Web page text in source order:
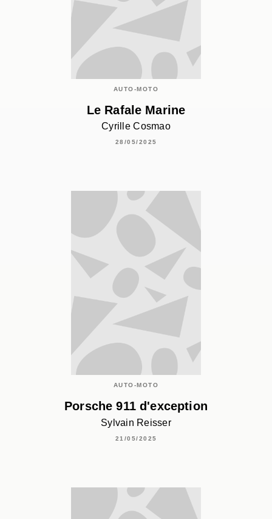
AUTO-MOTO
Le Rafale Marine
Cyrille Cosmao
28/05/2025
AUTO-MOTO
Porsche 911 d'exception
Sylvain Reisser
21/05/2025